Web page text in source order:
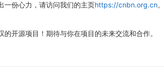
一份心力，请访问我们的主页https://cnbn.org.cn
开源项目！期待与你在项目的未来交流和合作。